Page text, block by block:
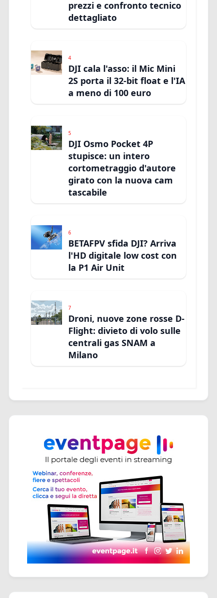
prezzi e confronto tecnico
dettagliato
4
DJI cala l'asso: il Mic Mini
2S porta il 32-bit float e l'IA
a meno di 100 euro
5
DJI Osmo Pocket 4P
stupisce: un intero
cortometraggio d'autore
girato con la nuova cam
tascabile
6
BETAFPV sfida DJI? Arriva
l'HD digitale low cost con
la P1 Air Unit
7
Droni, nuove zone rosse D-
Flight: divieto di volo sulle
centrali gas SNAM a
Milano